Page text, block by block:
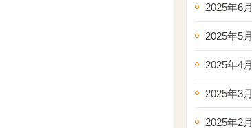
2025年6月
2025年5月
2025年4月
2025年3月
2025年2月